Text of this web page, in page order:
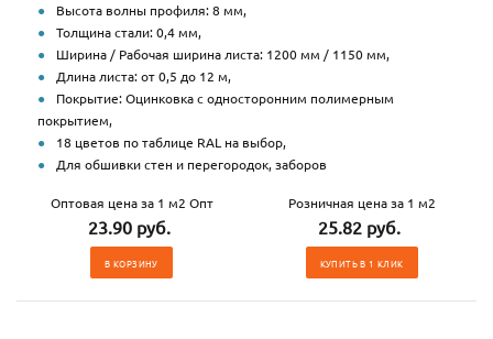
Высота волны профиля: 8 мм,
Толщина стали: 0,4 мм,
Ширина / Рабочая ширина листа: 1200 мм / 1150 мм,
Длина листа: от 0,5 до 12 м,
Покрытие: Оцинковка с односторонним полимерным
покрытием,
18 цветов по таблице RAL на выбор,
Для обшивки стен и перегородок, заборов
Оптовая цена за 1 м2 Опт
23.90 руб.
В КОРЗИНУ
Розничная цена за 1 м2
25.82 руб.
КУПИТЬ В 1 КЛИК